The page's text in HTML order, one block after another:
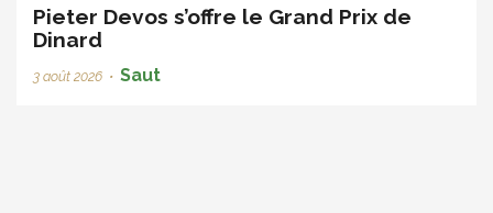
Pieter Devos s’offre le Grand Prix de
Dinard
3 août 2026 • Saut